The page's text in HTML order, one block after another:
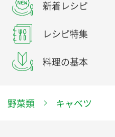
新着レシピ
レシピ特集
料理の基本
野菜類 キャベツ